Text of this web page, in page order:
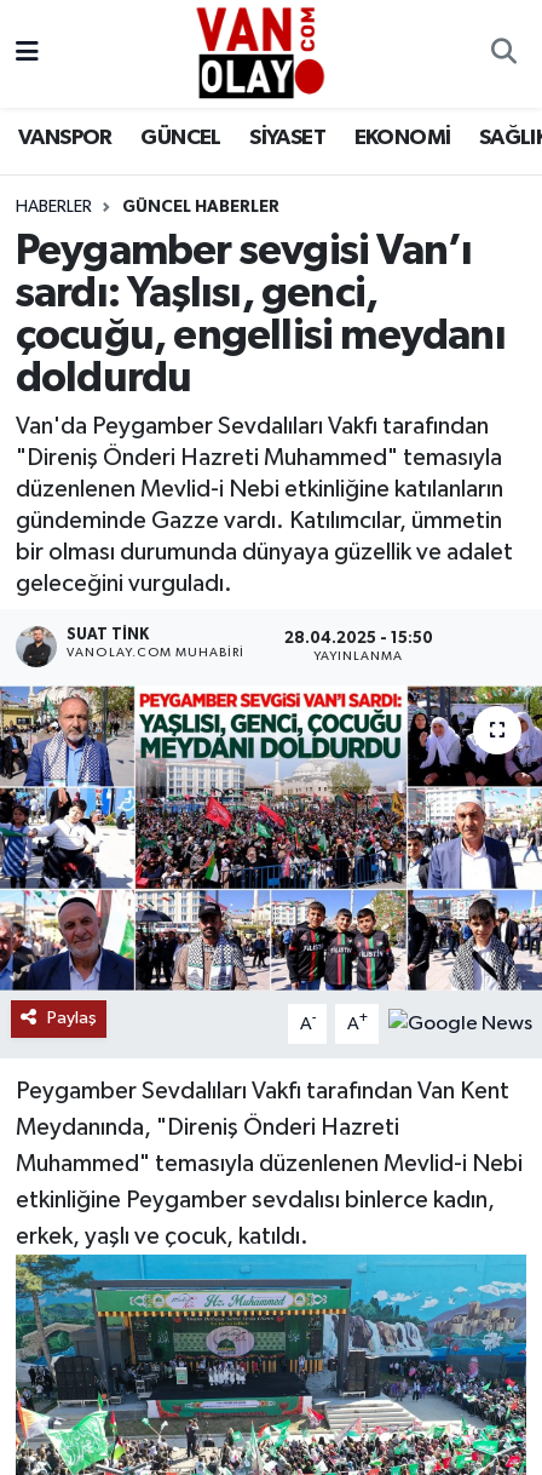
VANSPOR GÜNCEL SİYASET EKONOMİ
HABERLER GÜNCEL HABERLER
Peygamber sevgisi Van’ı
sardı: Yaşlısı, genci,
çocuğu, engellisi meydanı
doldurdu
Van'da Peygamber Sevdalıları Vakfı tarafından
"Direniş Önderi Hazreti Muhammed" temasıyla
düzenlenen Mevlid-i Nebi etkinliğine katılanların
gündeminde Gazze vardı. Katılımcılar, ümmetin
bir olması durumunda dünyaya güzellik ve adalet
geleceğini vurguladı.
SUAT TINK
VANOLAY.COM MUHABIRI
28.04.2025 - 15:50
YAYINLANMA
Paylaş A- A+
Peygamber Sevdalıları Vakfı tarafından Van Kent
Meydanında, "Direniş Önderi Hazreti
Muhammed" temasıyla düzenlenen Mevlid-i Nebi
etkinliğine Peygamber sevdalısı binlerce kadın,
erkek, yaşlı ve çocuk, katıldı.
Siyaset
Ekonomi
Sağlık
Bilim & Teknoloji
Dünya
RESMİ İLANLAR
Van Nöbetçi Eczaneler
Van Namaz Vakitleri
Van Trafik Yoğunluk Haritası
Süper Lig Puan Durumu ve Fikstür
Son Dakika Haberleri
Haber Arşivi